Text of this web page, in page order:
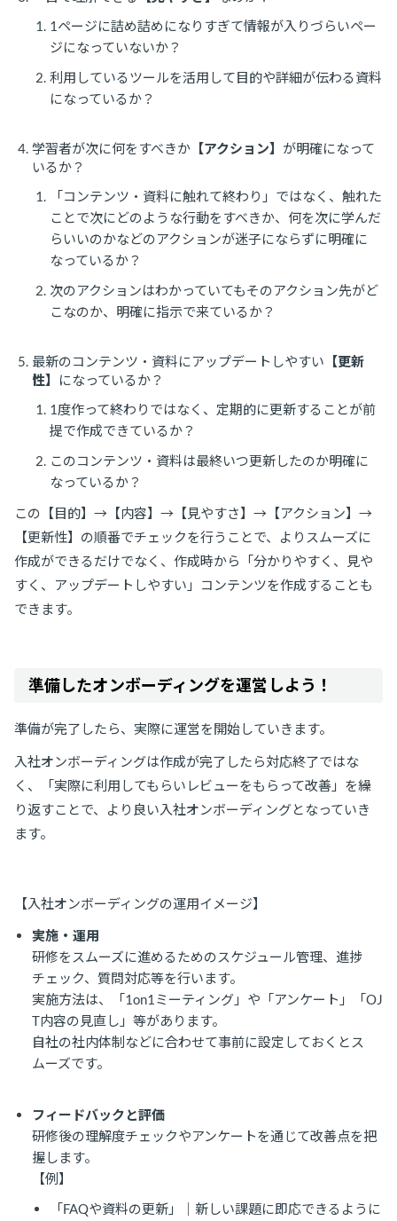
1ページに詰め詰めになりすぎて情報が入りづらいペー
ジになっていないか？
利用しているツールを活用して目的や詳細が伝わる資料
になっているか？
学習者が次に何をすべきか 【アクション】 が明確になって
いるか？
「コンテンツ・資料に触れて終わり」ではなく、触れた
ことで次にどのような行動をすべきか、何を次に学んだ
らいいのかなどのアクションが迷子にならずに明確に
なっているか？
次のアクションはわかっていてもそのアクション先がど
こなのか、明確に指示で来ているか？
最新のコンテンツ・資料にアップデートしやすい 【更新
性】
になっているか？
1度作って終わりではなく、定期的に更新することが前
提で作成できているか？
このコンテンツ・資料は最終いつ更新したのか明確に
なっているか？
この【目的】→【内容】→【見やすさ】→【アクション】→
【更新性】の順番でチェックを行うことで、よりスムーズに
作成ができるだけでなく、作成時から「分かりやすく、見や
すく、アップデートしやすい」コンテンツを作成することも
できます。
準備したオンボーディングを運営しよう！
準備が完了したら、実際に運営を開始していきます。
入社オンボーディングは作成が完了したら対応終了ではな
く、「実際に利用してもらいレビューをもらって改善」を繰
り返すことで、より良い入社オンボーディングとなっていき
ます。
【入社オンボーディングの運用イメージ】
実施・運用
研修をスムーズに進めるためのスケジュール管理、進捗
チェック、質問対応等を行います。
実施方法は、「1on1ミーティング」や「アンケート」「OJ
T内容の見直し」等があります。
自社の社内体制などに合わせて事前に設定しておくとス
ムーズです。
フィードバックと評価
研修後の理解度チェックやアンケートを通じて改善点を把
握します。
【例】
「FAQや資料の更新」｜新しい課題に即応できるように